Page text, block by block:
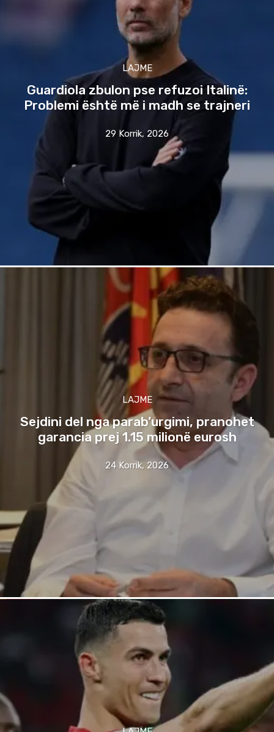
LAJME
Guardiola zbulon pse refuzoi Italinë:
Problemi është më i madh se trajneri
29 Korrik, 2026
LAJME
Sejdini del nga parab’urgimi, pranohet
garancia prej 1.15 milionë eurosh
24 Korrik, 2026